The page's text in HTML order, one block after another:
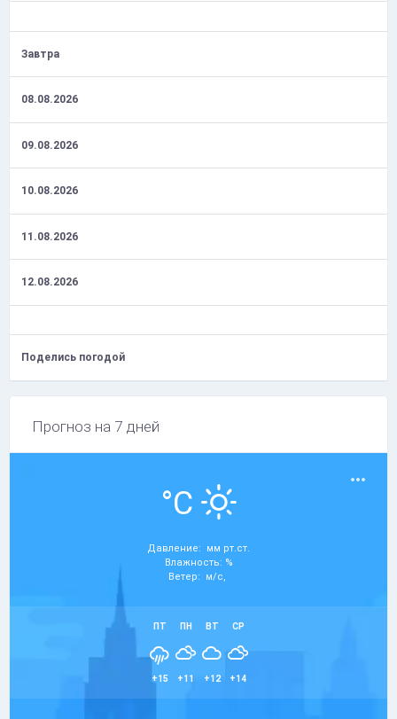
Завтра
08.08.2026
09.08.2026
10.08.2026
11.08.2026
12.08.2026
Поделись погодой
Прогноз на 7 дней
°C
Давление: мм рт.ст.
Влажность: %
Ветер: м/с,
ПТ
+15
ПН
+11
ВТ
+12
СР
+14